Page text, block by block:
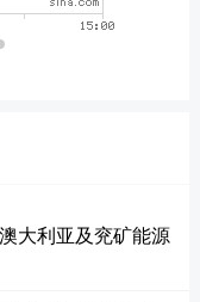
大利亚及兖矿能源